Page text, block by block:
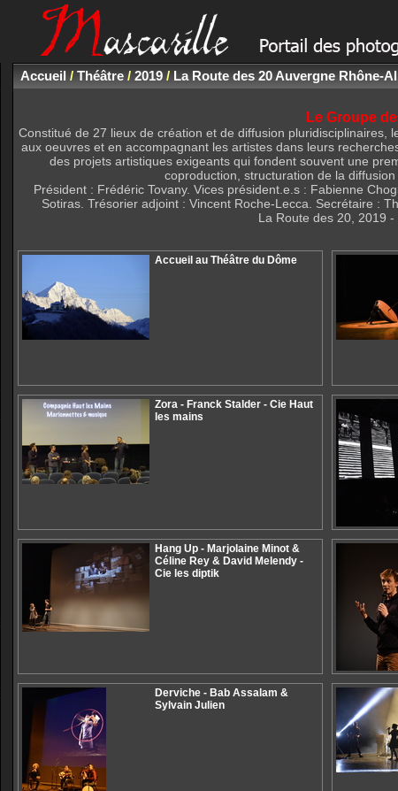
Accueil/ Théâtre/ 2019/ La Route des 20 Auvergne Rhône-
Le Groupe
Constitué de 27 lieux de création et de diffusion pluridisciplinaires,
aux oeuvres et en accompagnant les artistes dans leurs
des projets artistiques exigeants qui fondent souvent une
coproduction, structuration de la
Président : Frédéric Tovany. Vices président.e.s : Fabienne
Sotiras. Trésorier adjoint : Vincent Roche-Lecca. Secrétaire :
La Route des 20, 2019
Accueil au Théâtre du Dôme
Zora - Franck Stalder - Cie Haut
les mains
Hang Up - Marjolaine Minot &
Céline Rey & David Melendy -
Cie les diptik
Derviche - Bab Assalam &
Sylvain Julien